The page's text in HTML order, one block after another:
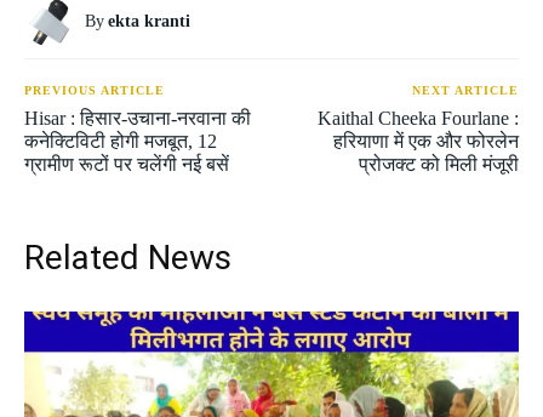
By ekta kranti
PREVIOUS ARTICLE
Hisar : हिसार-उचाना-नरवाना की
कनेक्टिविटी होगी मजबूत, 12
ग्रामीण रूटों पर चलेंगी नई बसें
NEXT ARTICLE
Kaithal Cheeka Fourlane :
हरियाणा में एक और फोरलेन
प्रोजक्ट को मिली मंजूरी
Related News